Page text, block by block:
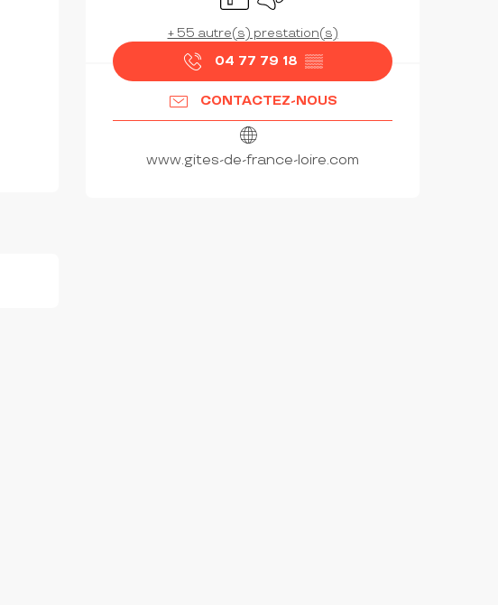
+ 55 autre(s) prestation(s)
04 77 79 18 ▒▒
CONTACTEZ-NOUS
www.gites-de-france-loire.com